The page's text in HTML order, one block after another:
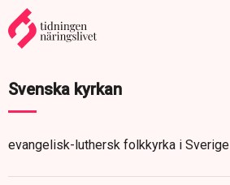
Svenska kyrkan
evangelisk-luthersk folkkyrka i Sverige